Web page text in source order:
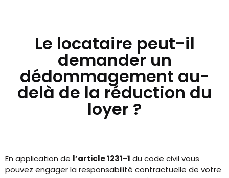
Le locataire peut-il
demander un
dédommagement au-
delà de la réduction du
loyer ?
En application de l’article 1231-1 du code civil vous
pouvez engager la responsabilité contractuelle de votre